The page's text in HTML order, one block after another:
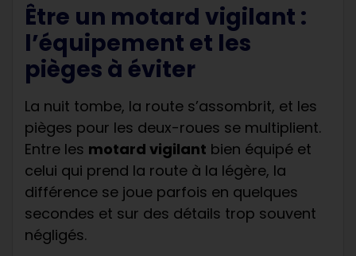
Être un motard vigilant :
l’équipement et les
pièges à éviter
La nuit tombe, la route s’assombrit, et les
pièges pour les deux-roues se multiplient.
Entre les motard vigilant bien équipé et
celui qui prend la route à la légère, la
différence se joue parfois en quelques
secondes et sur des détails trop souvent
négligés.